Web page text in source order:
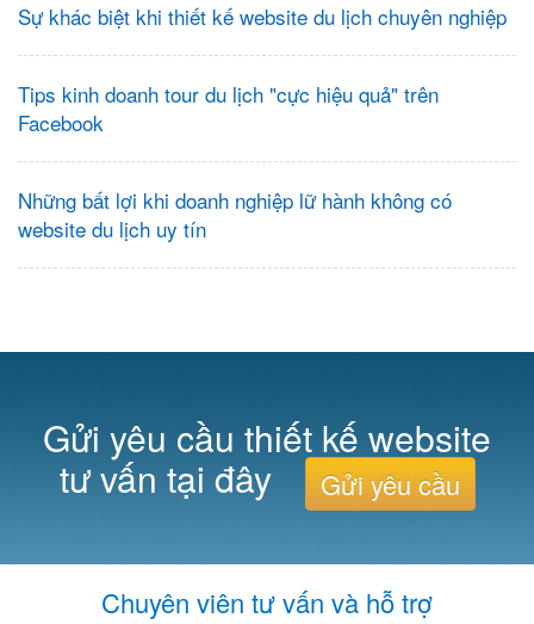
Sự khác biệt khi thiết kế website du lịch chuyên nghiệp
Tips kinh doanh tour du lịch "cực hiệu quả" trên
Facebook
Những bất lợi khi doanh nghiệp lữ hành không có
website du lịch uy tín
Gửi yêu cầu thiết kế website
tư vấn tại đây Gửi yêu cầu
Chuyên viên tư vấn và hỗ trợ